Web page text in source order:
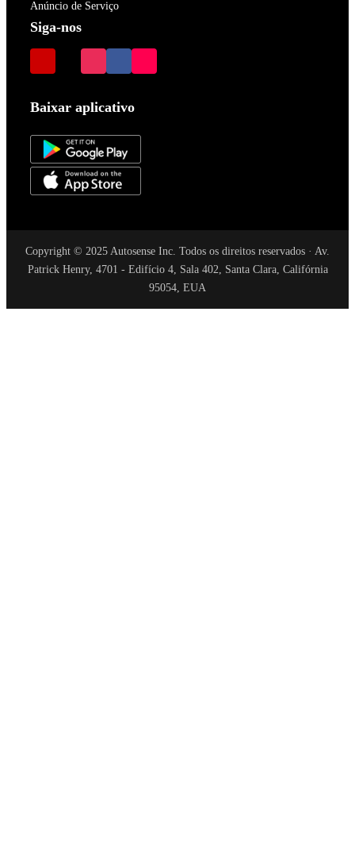
Anúncio de Serviço
Siga-nos
Baixar aplicativo
Copyright © 2025 Autosense Inc. Todos os direitos reservados · Av.
Patrick Henry, 4701 - Edifício 4, Sala 402, Santa Clara, Califórnia
95054, EUA